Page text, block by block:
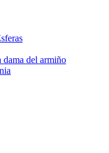
dama del armiño